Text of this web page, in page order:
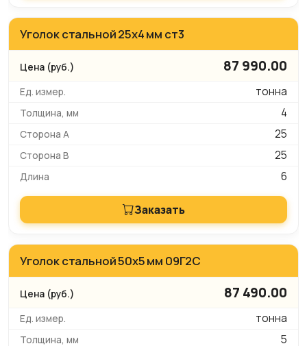
Уголок стальной 25х4 мм ст3
87 990.00
тонна
4
25
25
6
Заказать
Уголок стальной 50х5 мм 09Г2С
87 490.00
тонна
5